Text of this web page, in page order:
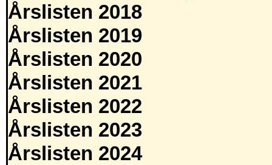
Årslisten 2018
Årslisten 2019
Årslisten 2020
Årslisten 2021
Årslisten 2022
Årslisten 2023
Årslisten 2024